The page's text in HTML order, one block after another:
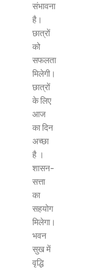
संभावना
है।
छात्रों
को
सफलता
मिलेगी।
छात्रों
के लिए
आज
का दिन
अच्छा
है ।
शासन-
सत्ता
का
सहयोग
मिलेगा।
भवन
सुख में
वृद्धि